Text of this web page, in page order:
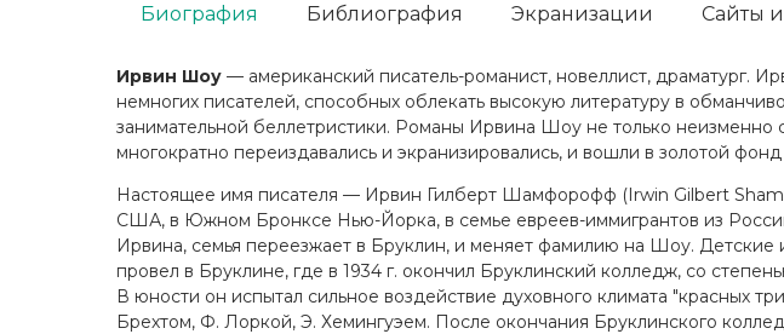
Ирвин Шоу — американский писатель-романист, новеллист, драматург.
немногих писателей, способных облекать высокую литературу в
занимательной беллетристики. Романы Ирвина Шоу не только неизменно
многократно переиздавались и экранизировались, и вошли в золотой
Настоящее имя писателя — Ирвин Гилберт Шамфорофф (Irwin Gilbert
США, в Южном Бронксе Нью-Йорка, в семье евреев-иммигрантов из
Ирвина, семья переезжает в Бруклин, и меняет фамилию на Шоу. Детские
провел в Бруклине, где в 1934 г. окончил Бруклинский колледж, со
В юности он испытал сильное воздействие духовного климата "красных
Брехтом, Ф. Лоркой, Э. Хемингуэем. После окончания Бруклинского
Биография Библиография Экранизации Сайты и